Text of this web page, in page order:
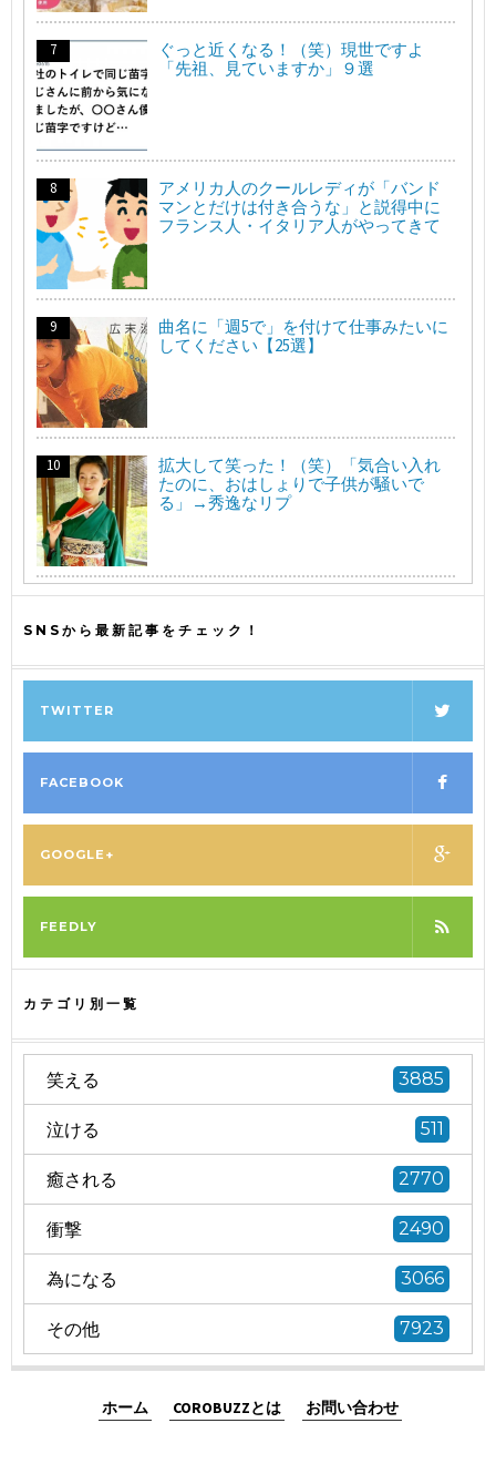
ぐっと近くなる！（笑）現世ですよ
「先祖、見ていますか」９選
アメリカ人のクールレディが「バンド
マンとだけは付き合うな」と説得中に
フランス人・イタリア人がやってきて
曲名に「週5で」を付けて仕事みたいに
してください【25選】
拡大して笑った！（笑）「気合い入れ
たのに、おはしょりで子供が騒いで
る」→秀逸なリプ
SNSから最新記事をチェック！
TWITTER
FACEBOOK
GOOGLE+
FEEDLY
カテゴリ別一覧
笑える 3885
泣ける 511
癒される 2770
衝撃 2490
為になる 3066
その他 7923
ホーム COROBUZZとは お問い合わせ